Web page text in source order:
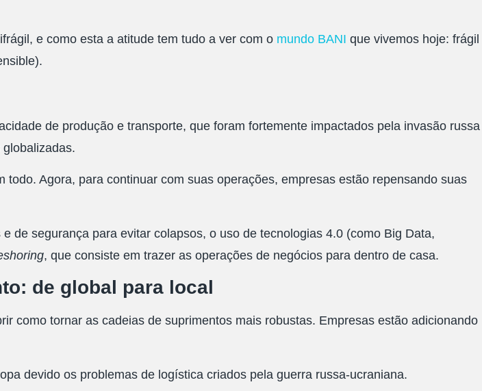
e como esta a atitude tem tudo a ver com o mundo BANI que vivemos hoje: frágil
de produção e transporte, que foram fortemente impactados pela invasão russa
Agora, para continuar com suas operações, empresas estão repensando suas
de segurança para evitar colapsos, o uso de tecnologias 4.0 (como Big Data,
, que consiste em trazer as operações de negócios para dentro de casa.
de global para local
como tornar as cadeias de suprimentos mais robustas. Empresas estão adicionando
devido os problemas de logística criados pela guerra russa-ucraniana.